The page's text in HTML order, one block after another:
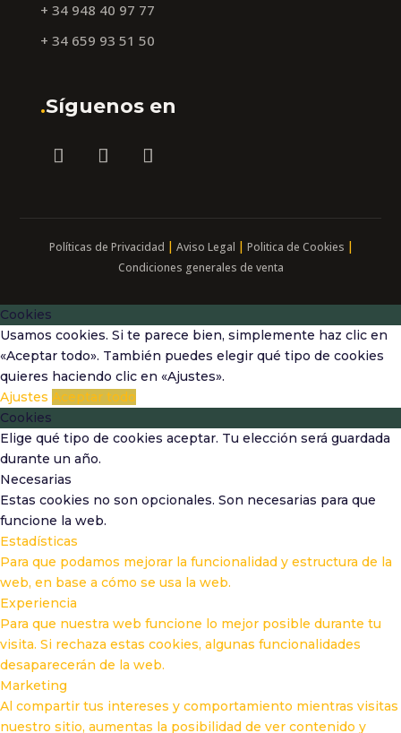
+ 34 948 40 97 77
+ 34 659 93 51 50
.Síguenos en
Políticas de Privacidad | Aviso Legal | Politica de Cookies |
Condiciones generales de venta
Cookies
Usamos cookies. Si te parece bien, simplemente haz clic en
«Aceptar todo». También puedes elegir qué tipo de cookies
quieres haciendo clic en «Ajustes».
Ajustes Aceptar todo
Cookies
Elige qué tipo de cookies aceptar. Tu elección será guardada
durante un año.
Necesarias
Estas cookies no son opcionales. Son necesarias para que
funcione la web.
Estadísticas
Para que podamos mejorar la funcionalidad y estructura de la
web, en base a cómo se usa la web.
Experiencia
Para que nuestra web funcione lo mejor posible durante tu
visita. Si rechaza estas cookies, algunas funcionalidades
desaparecerán de la web.
Marketing
Al compartir tus intereses y comportamiento mientras visitas
nuestro sitio, aumentas la posibilidad de ver contenido y